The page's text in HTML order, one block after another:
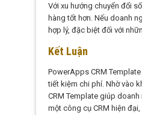
Với xu hướng chuyển đổi
hàng tốt hơn. Nếu doanh
hợp lý, đặc biệt đối với
Kết Luận
PowerApps CRM
tiết kiệm chi phí. Nhờ vào
CRM Template giúp
một công cụ CRM hiện